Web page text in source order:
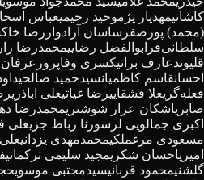
کاشانیمهدیار پژموحید رحیمیعباس
(محمد) پورصفر ساسان آزادوار رضا
سلطانی‌فر ابوالفضل رضاییمحمدرضا
قلیوندعارف براتیکسری وفاپرور عرفان
احسانقاسم کاظمیانسیدحمید صالحی
فعله‌گریعلا قشقاییرضا غیاثیعلی اباذری
صابریاشکان عرار شوشتریمحمدرضا
اکبری جمالویی لر سورنا رباط جزیعلی
مسعودی مرغملکیمحمدمهدی یزدانی
امیریاحسان شکریمجید سلیمی ترکمانی
گلشنیمحمود قربانیسیدمجتبی موسوی